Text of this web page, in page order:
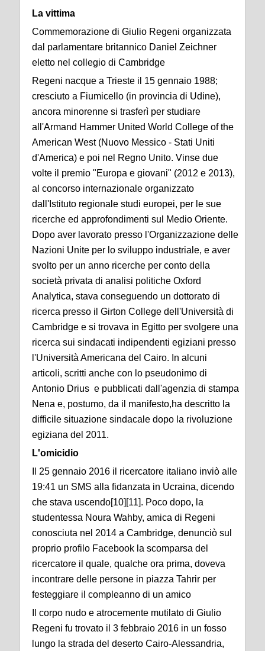
La vittima
Commemorazione di Giulio Regeni organizzata
dal parlamentare britannico Daniel Zeichner
eletto nel collegio di Cambridge
Regeni nacque a Trieste il 15 gennaio 1988;
cresciuto a Fiumicello (in provincia di Udine),
ancora minorenne si trasferì per studiare
all'Armand Hammer United World College of the
American West (Nuovo Messico - Stati Uniti
d'America) e poi nel Regno Unito. Vinse due
volte il premio "Europa e giovani" (2012 e 2013),
al concorso internazionale organizzato
dall'Istituto regionale studi europei, per le sue
ricerche ed approfondimenti sul Medio Oriente.
Dopo aver lavorato presso l'Organizzazione delle
Nazioni Unite per lo sviluppo industriale, e aver
svolto per un anno ricerche per conto della
società privata di analisi politiche Oxford
Analytica, stava conseguendo un dottorato di
ricerca presso il Girton College dell'Università di
Cambridge e si trovava in Egitto per svolgere una
ricerca sui sindacati indipendenti egiziani presso
l'Università Americana del Cairo. In alcuni
articoli, scritti anche con lo pseudonimo di
Antonio Drius e pubblicati dall'agenzia di stampa
Nena e, postumo, da il manifesto,ha descritto la
difficile situazione sindacale dopo la rivoluzione
egiziana del 2011.
L'omicidio
Il 25 gennaio 2016 il ricercatore italiano inviò alle
19:41 un SMS alla fidanzata in Ucraina, dicendo
che stava uscendo[10][11]. Poco dopo, la
studentessa Noura Wahby, amica di Regeni
conosciuta nel 2014 a Cambridge, denunciò sul
proprio profilo Facebook la scomparsa del
ricercatore il quale, qualche ora prima, doveva
incontrare delle persone in piazza Tahrir per
festeggiare il compleanno di un amico
Il corpo nudo e atrocemente mutilato di Giulio
Regeni fu trovato il 3 febbraio 2016 in un fosso
lungo la strada del deserto Cairo-Alessandria,